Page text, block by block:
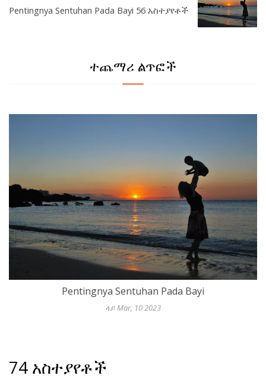
Pentingnya Sentuhan Pada Bayi 56 አስተያየቶች
ተጨማሪ ልጥፎች
Pentingnya Sentuhan Pada Bayi
ላይ Mar, 10 2023
74 አስተያየቶች